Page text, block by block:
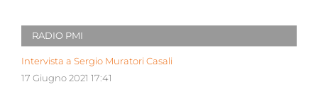
RADIO PMI
Intervista a Sergio Muratori Casali
17 Giugno 2021 17:41